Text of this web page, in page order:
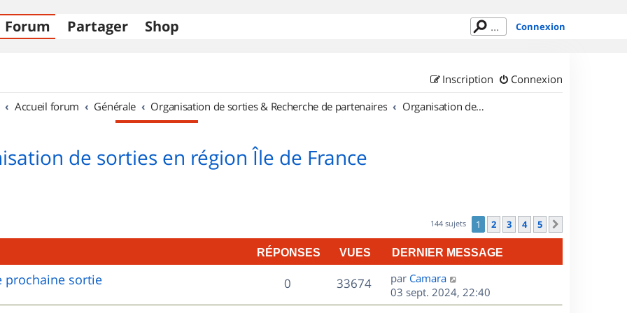
Forum Partager Shop Connexion
Connexion
Inscription
Accueil forum Générale Organisation de sorties & Recherche de partenaires Organisation de sorties en région Île de France
de sorties en région Île de France
144 sujets 1 2 3 4 5
RÉPONSES VUES DERNIER MESSAGE
prochaine sortie 0R
é
33674V
u
D
e
r
par Camara
03 sept. 2024, 22:40